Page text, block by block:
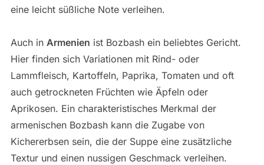
eine leicht süßliche Note verleihen.
Auch in Armenien ist Bozbash ein beliebtes Gericht.
Hier finden sich Variationen mit Rind- oder
Lammfleisch, Kartoffeln, Paprika, Tomaten und oft
auch getrockneten Früchten wie Äpfeln oder
Aprikosen. Ein charakteristisches Merkmal der
armenischen Bozbash kann die Zugabe von
Kichererbsen sein, die der Suppe eine zusätzliche
Textur und einen nussigen Geschmack verleihen.